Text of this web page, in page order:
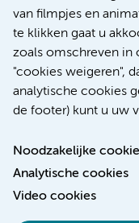
van filmpjes en
te klikken gaat u
zoals omschreven in
"cookies weigeren",
analytische cookies
de footer) kunt u uw
Noodzakelijke
Analytische cookies
Video cookies
Educatie locatie
Verwijzen &
Toegankelijkheidsverklaring
Responsible disclosure